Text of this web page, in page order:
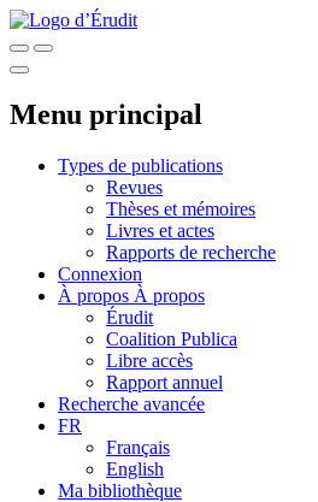
Menu principal
Types de publications
Revues
Thèses et mémoires
Livres et actes
Rapports de recherche
Connexion
À propos À propos
Érudit
Coalition Publica
Libre accès
Rapport annuel
Recherche avancée
FR
Français
English
Ma bibliothèque